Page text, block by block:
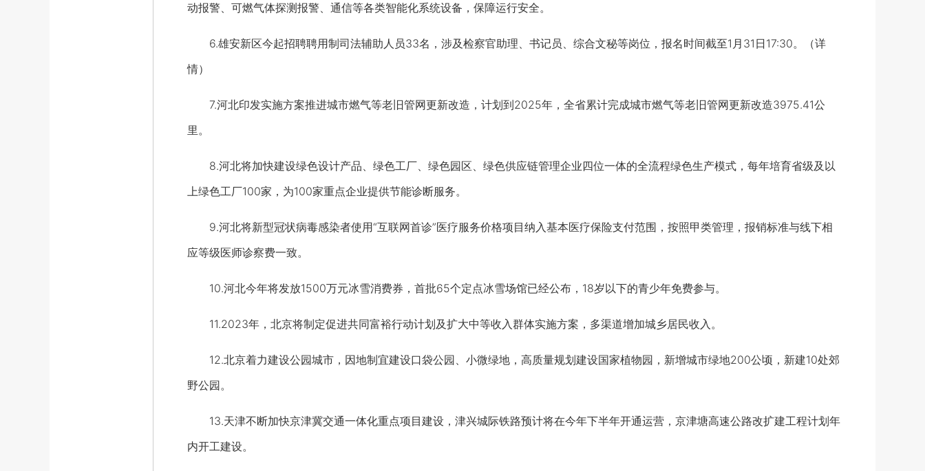
动报警、可燃气体探测报警、通信等各类智能化系统设备，保障运行安全。
6.雄安新区今起招聘聘用制司法辅助人员33名，涉及检察官助理、书记员、综合文秘等岗位，报名时间截至1月31日17:30。（详
情）
7.河北印发实施方案推进城市燃气等老旧管网更新改造，计划到2025年，全省累计完成城市燃气等老旧管网更新改造3975.41公
里。
8.河北将加快建设绿色设计产品、绿色工厂、绿色园区、绿色供应链管理企业四位一体的全流程绿色生产模式，每年培育省级及以
上绿色工厂100家，为100家重点企业提供节能诊断服务。
9.河北将新型冠状病毒感染者使用“互联网首诊”医疗服务价格项目纳入基本医疗保险支付范围，按照甲类管理，报销标准与线下相
应等级医师诊察费一致。
10.河北今年将发放1500万元冰雪消费券，首批65个定点冰雪场馆已经公布，18岁以下的青少年免费参与。
11.2023年，北京将制定促进共同富裕行动计划及扩大中等收入群体实施方案，多渠道增加城乡居民收入。
12.北京着力建设公园城市，因地制宜建设口袋公园、小微绿地，高质量规划建设国家植物园，新增城市绿地200公顷，新建10处郊
野公园。
13.天津不断加快京津冀交通一体化重点项目建设，津兴城际铁路预计将在今年下半年开通运营，京津塘高速公路改扩建工程计划年
内开工建设。